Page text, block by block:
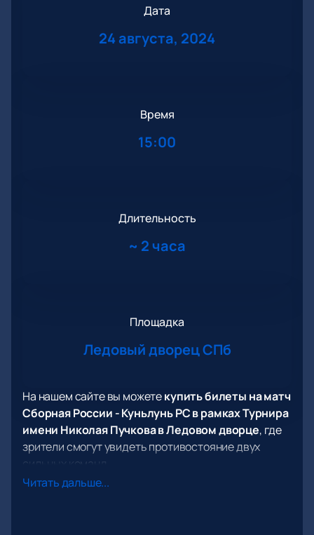
Дата
24 августа, 2024
Время
15:00
Длительность
~ 2 часа
Площадка
Ледовый дворец СПб
На нашем сайте вы можетекупить билеты на матч
Сборная России - Куньлунь РС в рамках Турнира
имени Николая Пучкова в Ледовом дворце, где
зрители смогут увидеть противостояние двух
сильных команд.
Сборная России по хоккею, представляющая
Читать дальше...